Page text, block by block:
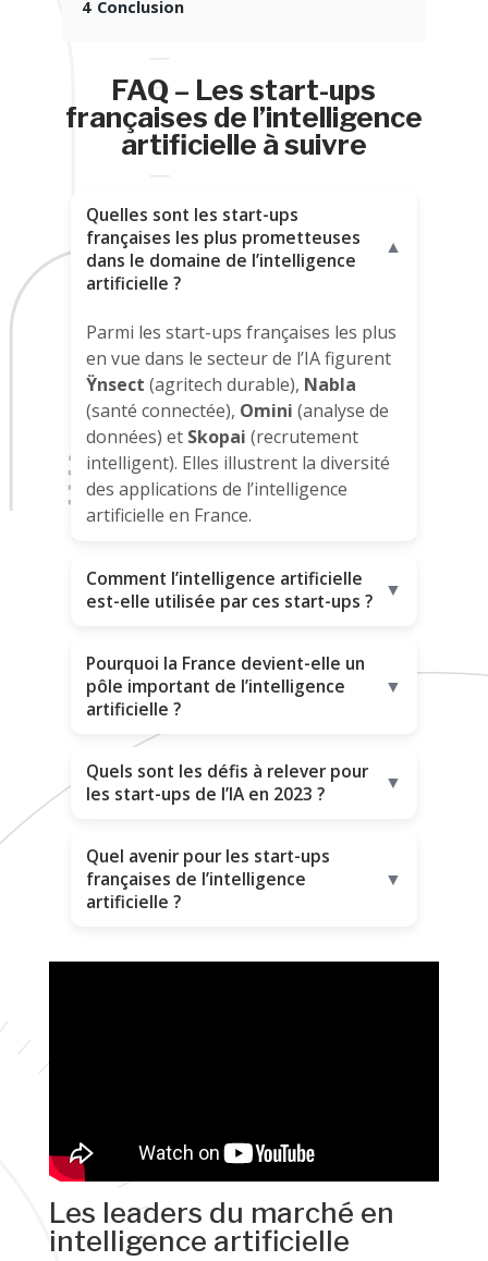
4 Conclusion
FAQ – Les start-ups
françaises de l’intelligence
artificielle à suivre
Quelles sont les start-ups
françaises les plus prometteuses
dans le domaine de l’intelligence
artificielle ?
▼
Parmi les start-ups françaises les plus
en vue dans le secteur de l’IA figurent
Ÿnsect (agritech durable), Nabla
(santé connectée), Omini (analyse de
données) et Skopai (recrutement
intelligent). Elles illustrent la diversité
des applications de l’intelligence
artificielle en France.
Comment l’intelligence artificielle
est-elle utilisée par ces start-ups ?
▼
Pourquoi la France devient-elle un
pôle important de l’intelligence
artificielle ?
▼
Quels sont les défis à relever pour
les start-ups de l’IA en 2023 ?
▼
Quel avenir pour les start-ups
françaises de l’intelligence
artificielle ?
▼
Les leaders du marché en
intelligence artificielle